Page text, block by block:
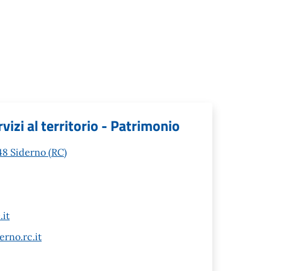
al territorio - Patrimonio
Siderno (RC)